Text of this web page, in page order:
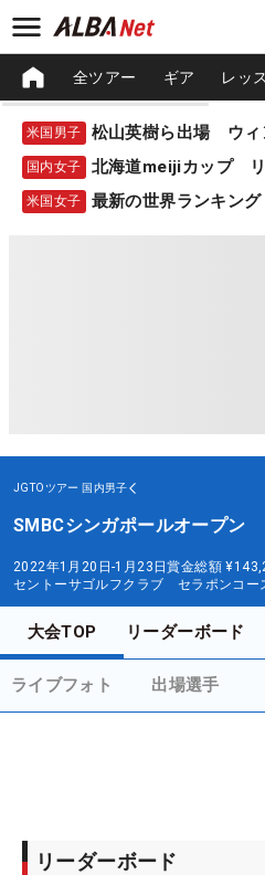
全ツアー ギア レッ
米国男子
国内女子 北海道meijiカップ
米国女子 最新の世界ランキング
JGTOツアー 国内男子
SMBCシンガポールオープン
2022年1月20日-1月23日賞金総額
セントーサゴルフクラブ セラポンコー
大会TOP リーダーボード
ライブフォト 出場選手
リーダーボード